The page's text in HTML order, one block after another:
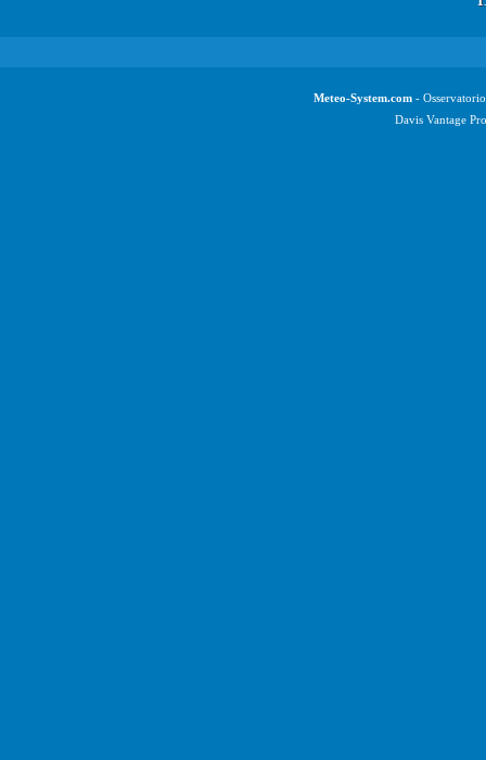
Meteo-System.com -
Davis Vantage